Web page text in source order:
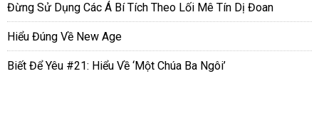
Đừng Sử Dụng Các Á Bí Tích Theo Lối Mê Tín Dị Đoan
Hiểu Đúng Về New Age
Biết Để Yêu #21: Hiểu Về ‘Một Chúa Ba Ngôi’